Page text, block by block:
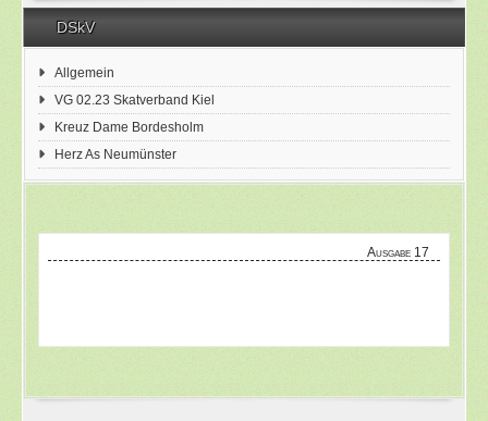
DSkV
Allgemein
VG 02.23 Skatverband Kiel
Kreuz Dame Bordesholm
Herz As Neumünster
Ausgabe 17